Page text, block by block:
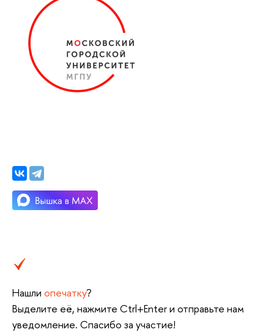
Нашли опечатку?
Выделите её, нажмите Ctrl+Enter и отправьте нам
уведомление. Спасибо за участие!